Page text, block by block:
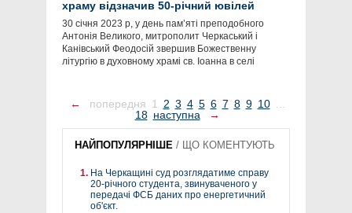
храму відзначив 50-річний ювілей
30 січня 2023 р, у день пам’яті преподобного
Антонія Великого, митрополит Черкаський і
Канівський Феодосій звершив Божественну
літургію в духовному храмі св. Іоанна в селі
← попередня 1 2 3 4 5 6 7 8 9 10 ...
18 наступна →
НАЙПОПУЛЯРНІШЕ / ЩО КОМЕНТУЮТЬ
На Черкащині суд розглядатиме справу
20-річного студента, звинуваченого у
передачі ФСБ даних про енергетичний
об'єкт.